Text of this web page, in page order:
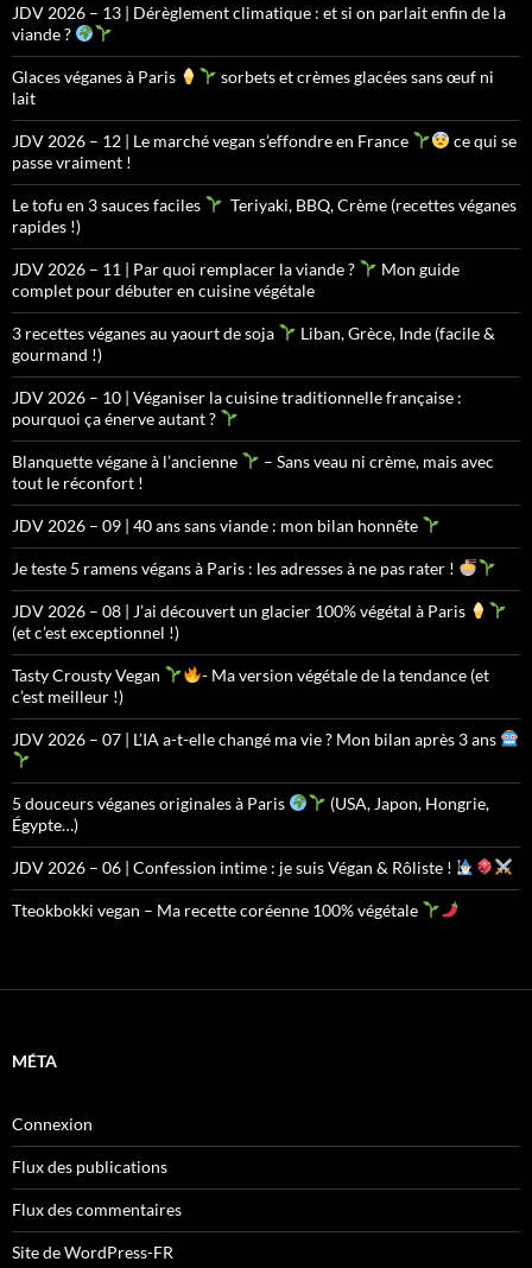
JDV 2026 – 13 | Dérèglement climatique : et si on parlait enfin de la
viande ?
Glaces véganes à Paris
sorbets et crèmes glacées sans œuf ni
lait
JDV 2026 – 12 | Le marché vegan s’effondre en France
ce qui se
passe vraiment !
Le tofu en 3 sauces faciles
Teriyaki, BBQ, Crème (recettes véganes
rapides !)
JDV 2026 – 11 | Par quoi remplacer la viande ?
Mon guide
complet pour débuter en cuisine végétale
3 recettes véganes au yaourt de soja
Liban, Grèce, Inde (facile &
gourmand !)
JDV 2026 – 10 | Véganiser la cuisine traditionnelle française :
pourquoi ça énerve autant ?
Blanquette végane à l’ancienne
– Sans veau ni crème, mais avec
tout le réconfort !
JDV 2026 – 09 | 40 ans sans viande : mon bilan honnête
Je teste 5 ramens végans à Paris : les adresses à ne pas rater !
JDV 2026 – 08 | J’ai découvert un glacier 100% végétal à Paris
(et c’est exceptionnel !)
Tasty Crousty Vegan
- Ma version végétale de la tendance (et
c’est meilleur !)
JDV 2026 – 07 | L’IA a-t-elle changé ma vie ? Mon bilan après 3 ans
5 douceurs véganes originales à Paris
(USA, Japon, Hongrie,
Égypte…)
JDV 2026 – 06 | Confession intime : je suis Végan & Rôliste !
Tteokbokki vegan – Ma recette coréenne 100% végétale
MÉTA
Connexion
Flux des publications
Flux des commentaires
Site de WordPress-FR